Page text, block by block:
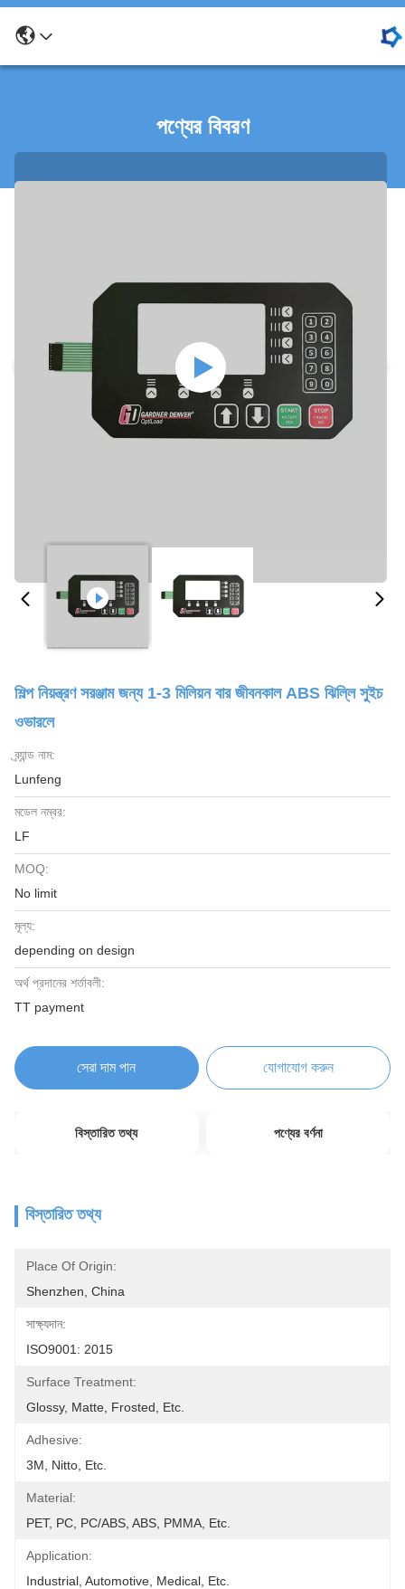
পণ্যের বিবরণ
শিল্প নিয়ন্ত্রণ সরঞ্জাম জন্য 1-3 মিলিয়ন বার জীবনকাল ABS ঝিল্লি সুইচ
ওভারলে
ব্র্যান্ড নাম:
Lunfeng
মডেল নম্বর:
LF
MOQ:
No limit
মূল্য:
depending on design
অর্থ প্রদানের শর্তাবলী:
TT payment
সেরা দাম পান যোগাযোগ করুন
বিস্তারিত তথ্য পণ্যের বর্ণনা
বিস্তারিত তথ্য
Place Of Origin:
Shenzhen, China
সাক্ষ্যদান:
ISO9001: 2015
Surface Treatment:
Glossy, Matte, Frosted, Etc.
Adhesive:
3M, Nitto, Etc.
Material:
PET, PC, PC/ABS, ABS, PMMA, Etc.
Application:
Industrial, Automotive, Medical, Etc.